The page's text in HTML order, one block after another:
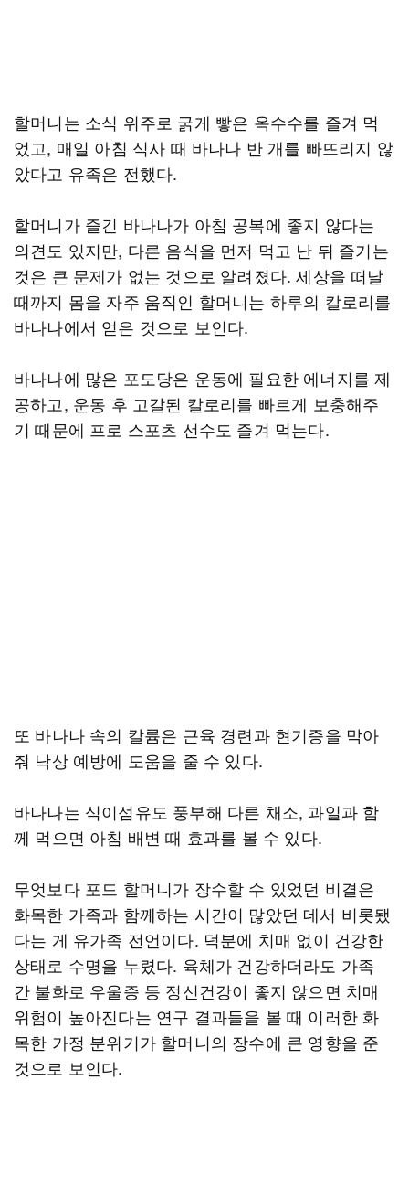
할머니는 소식 위주로 굵게 빻은 옥수수를 즐겨 먹
었고, 매일 아침 식사 때 바나나 반 개를 빠뜨리지 않
았다고 유족은 전했다.
할머니가 즐긴 바나나가 아침 공복에 좋지 않다는
의견도 있지만, 다른 음식을 먼저 먹고 난 뒤 즐기는
것은 큰 문제가 없는 것으로 알려졌다. 세상을 떠날
때까지 몸을 자주 움직인 할머니는 하루의 칼로리를
바나나에서 얻은 것으로 보인다.
바나나에 많은 포도당은 운동에 필요한 에너지를 제
공하고, 운동 후 고갈된 칼로리를 빠르게 보충해주
기 때문에 프로 스포츠 선수도 즐겨 먹는다.
또 바나나 속의 칼륨은 근육 경련과 현기증을 막아
줘 낙상 예방에 도움을 줄 수 있다.
바나나는 식이섬유도 풍부해 다른 채소, 과일과 함
께 먹으면 아침 배변 때 효과를 볼 수 있다.
무엇보다 포드 할머니가 장수할 수 있었던 비결은
화목한 가족과 함께하는 시간이 많았던 데서 비롯됐
다는 게 유가족 전언이다. 덕분에 치매 없이 건강한
상태로 수명을 누렸다. 육체가 건강하더라도 가족
간 불화로 우울증 등 정신건강이 좋지 않으면 치매
위험이 높아진다는 연구 결과들을 볼 때 이러한 화
목한 가정 분위기가 할머니의 장수에 큰 영향을 준
것으로 보인다.